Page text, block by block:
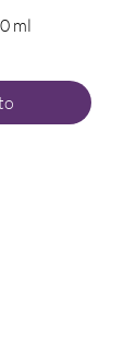
ml